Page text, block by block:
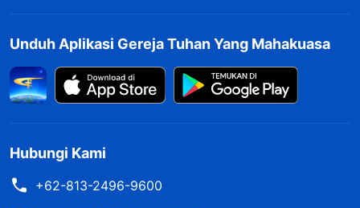
Unduh Aplikasi Gereja Tuhan Yang Mahakuasa
Hubungi Kami
+62-813-2496-9600